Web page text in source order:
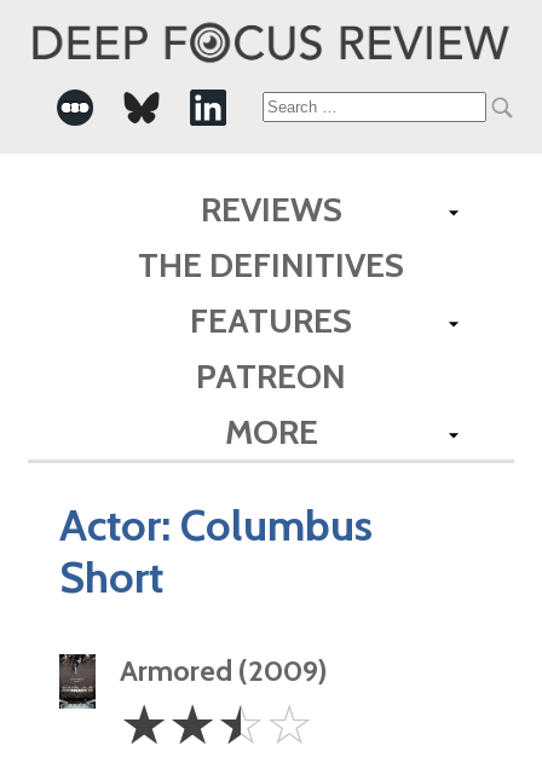
Search
REVIEWS
THE DEFINITIVES
FEATURES
PATREON
MORE
Actor: Columbus
Short
Armored (2009)
2.5
Stars
☆☆☆☆